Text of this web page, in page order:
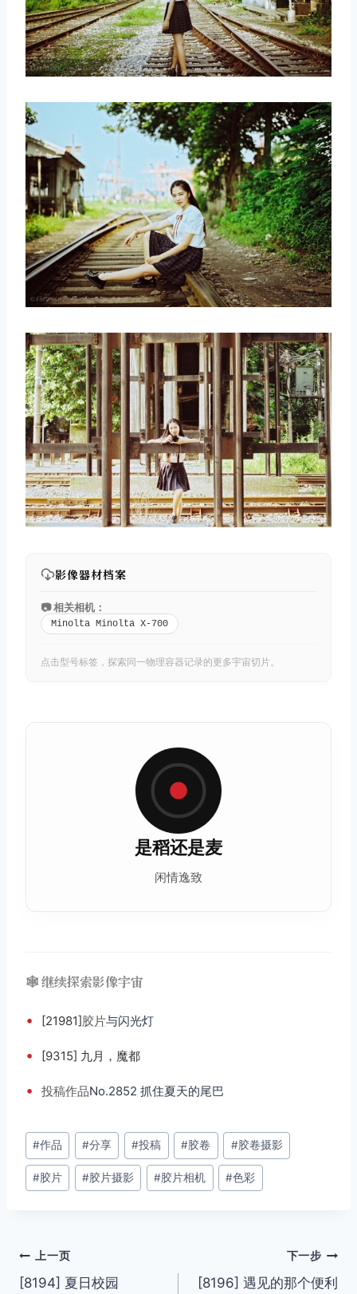
影像器材档案
📷 相关相机：
Minolta Minolta X-700
点击型号标签，探索同一物理容器记录的更多宇宙切片。
是稻还是麦
闲情逸致
🕸️ 继续探索影像宇宙
• [21981]胶片与闪光灯️
• [9315] 九月，魔都
• 投稿作品No.2852 抓住夏天的尾巴
文
章
标
#作品 #分享 #投稿 #胶卷 #胶卷摄影
#胶片 #胶片摄影 #胶片相机 #色彩
文上一页
[8194] 夏日校园
下一步
[8196] 遇见的那个便利
取消 搜索